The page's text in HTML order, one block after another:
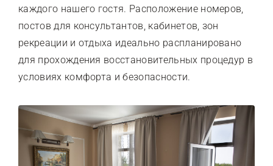
каждого нашего гостя. Расположение номеров,
постов для консультантов, кабинетов, зон
рекреации и отдыха идеально распланировано
для прохождения восстановительных процедур в
условиях комфорта и безопасности.